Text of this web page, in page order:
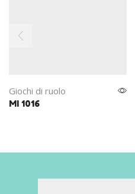
Giochi di ruolo
MI 1016